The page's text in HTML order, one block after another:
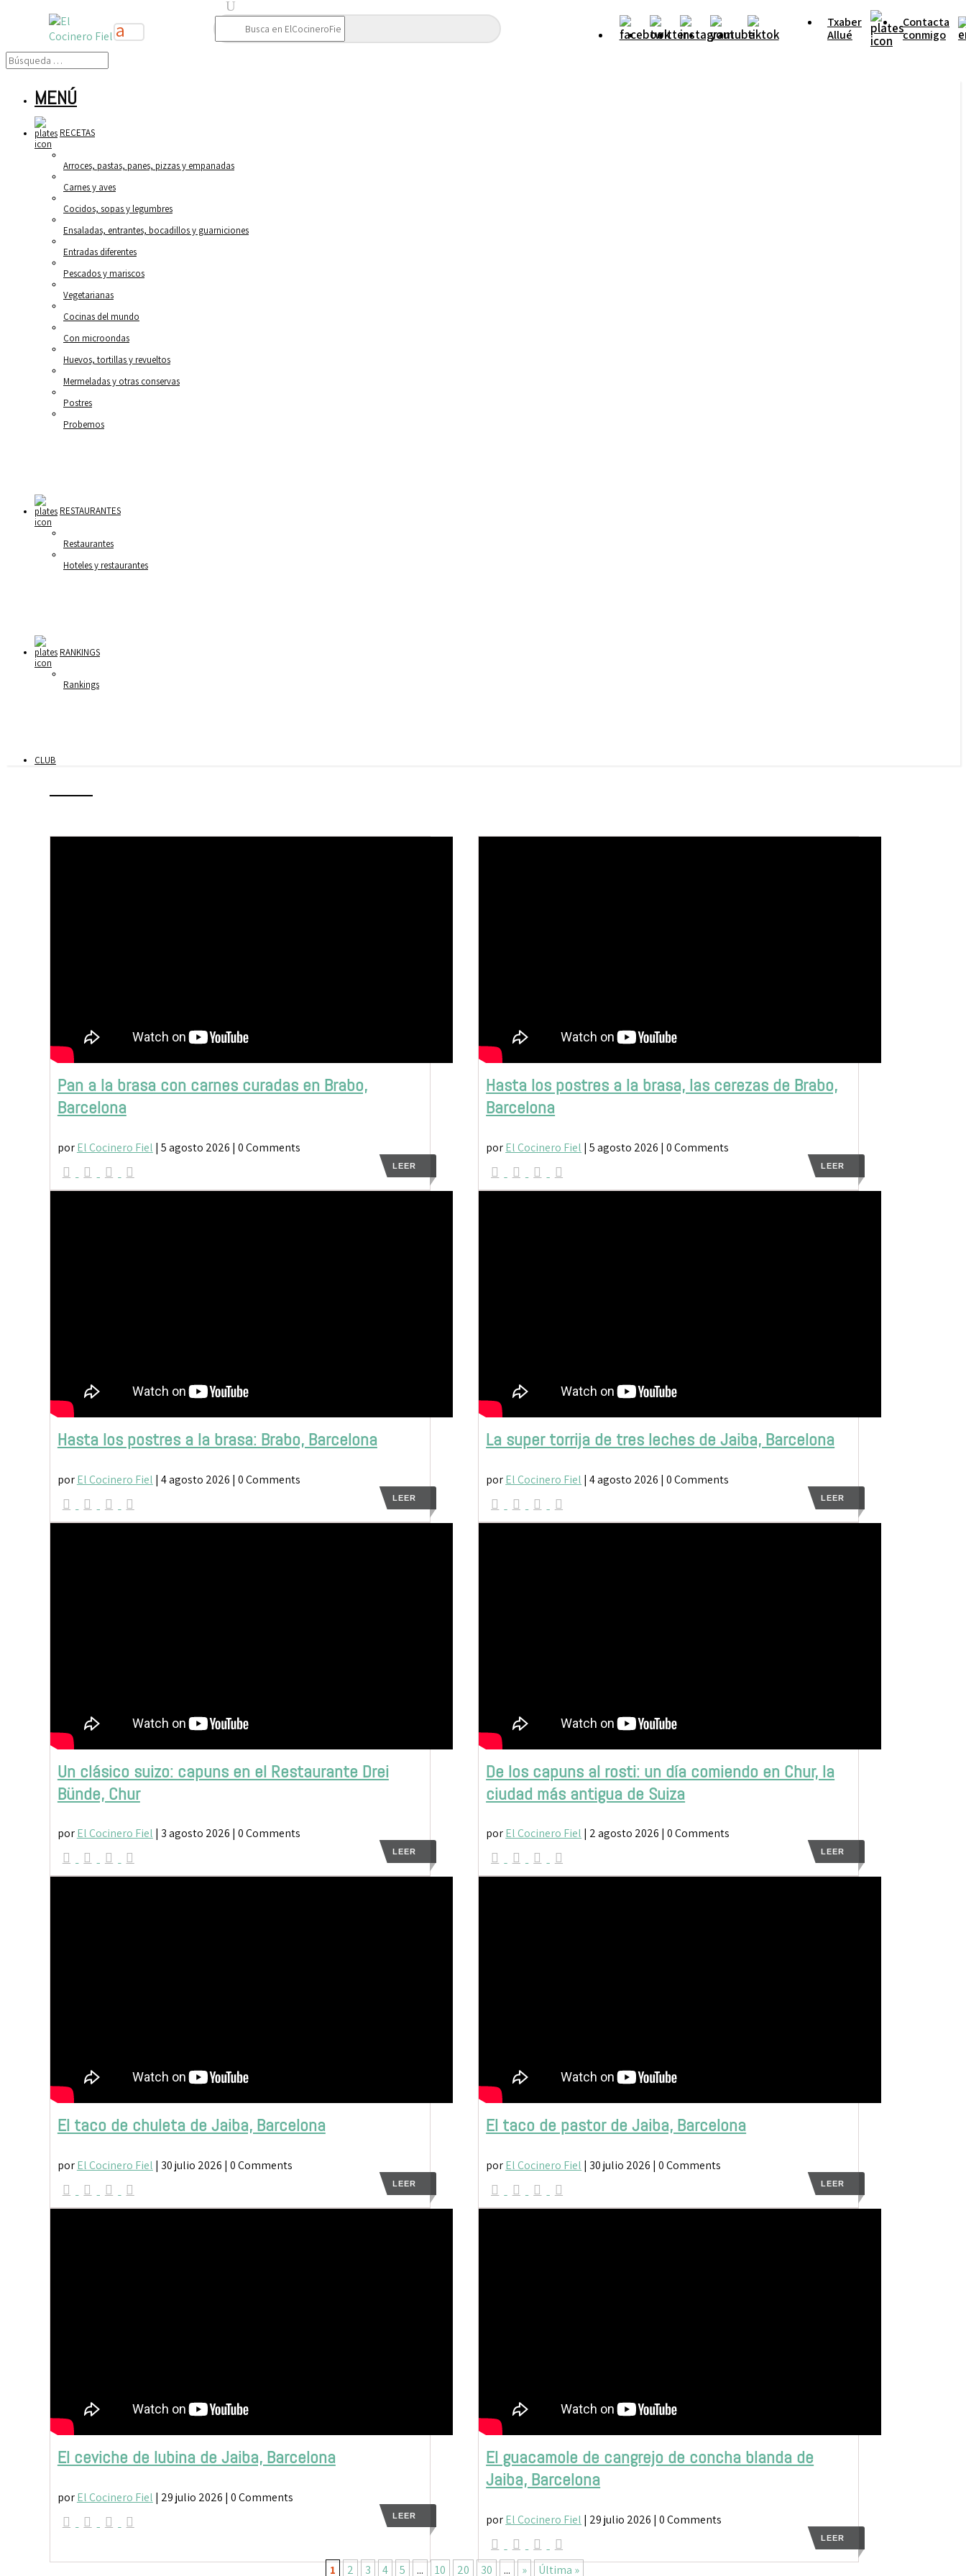
Buscar:
Txaber
Allué
Contacta
conmigo
MENÚ
RECETAS
Arroces, pastas, panes, pizzas y empanadas
Carnes y aves
Cocidos, sopas y legumbres
Ensaladas, entrantes, bocadillos y guarniciones
Entradas diferentes
Pescados y mariscos
Vegetarianas
Cocinas del mundo
Con microondas
Huevos, tortillas y revueltos
Mermeladas y otras conservas
Postres
Probemos
RESTAURANTES
Restaurantes
Hoteles y restaurantes
RANKINGS
Rankings
CLUB
Pan a la brasa con carnes curadas en Brabo,
Barcelona
porEl Cocinero Fiel | 5 agosto 2026 | 0 Comments
LEER
Hasta los postres a la brasa, las cerezas de Brabo,
Barcelona
porEl Cocinero Fiel |5 agosto 2026 | 0 Comments
LEER
Hasta los postres a la brasa: Brabo, Barcelona
porEl Cocinero Fiel | 4 agosto 2026 | 0 Comments
LEER
La super torrija de tres leches de Jaiba, Barcelona
porEl Cocinero Fiel |4 agosto 2026 | 0 Comments
LEER
Un clásico suizo: capuns en el Restaurante Drei
Bünde, Chur
porEl Cocinero Fiel | 3 agosto 2026 | 0 Comments
LEER
De los capuns al rosti: un día comiendo en Chur, la
ciudad más antigua de Suiza
porEl Cocinero Fiel | 2 agosto 2026 | 0 Comments
LEER
El taco de chuleta de Jaiba, Barcelona
porEl Cocinero Fiel | 30 julio 2026 | 0 Comments
LEER
El taco de pastor de Jaiba, Barcelona
porEl Cocinero Fiel | 30 julio 2026 | 0 Comments
LEER
El ceviche de lubina de Jaiba, Barcelona
porEl Cocinero Fiel | 29 julio 2026 | 0 Comments
LEER
El guacamole de cangrejo de concha blanda de
Jaiba, Barcelona
porEl Cocinero Fiel | 29 julio 2026 | 0 Comments
LEER
1 2 3 4 5 ... 10 20 30 ... » Última »